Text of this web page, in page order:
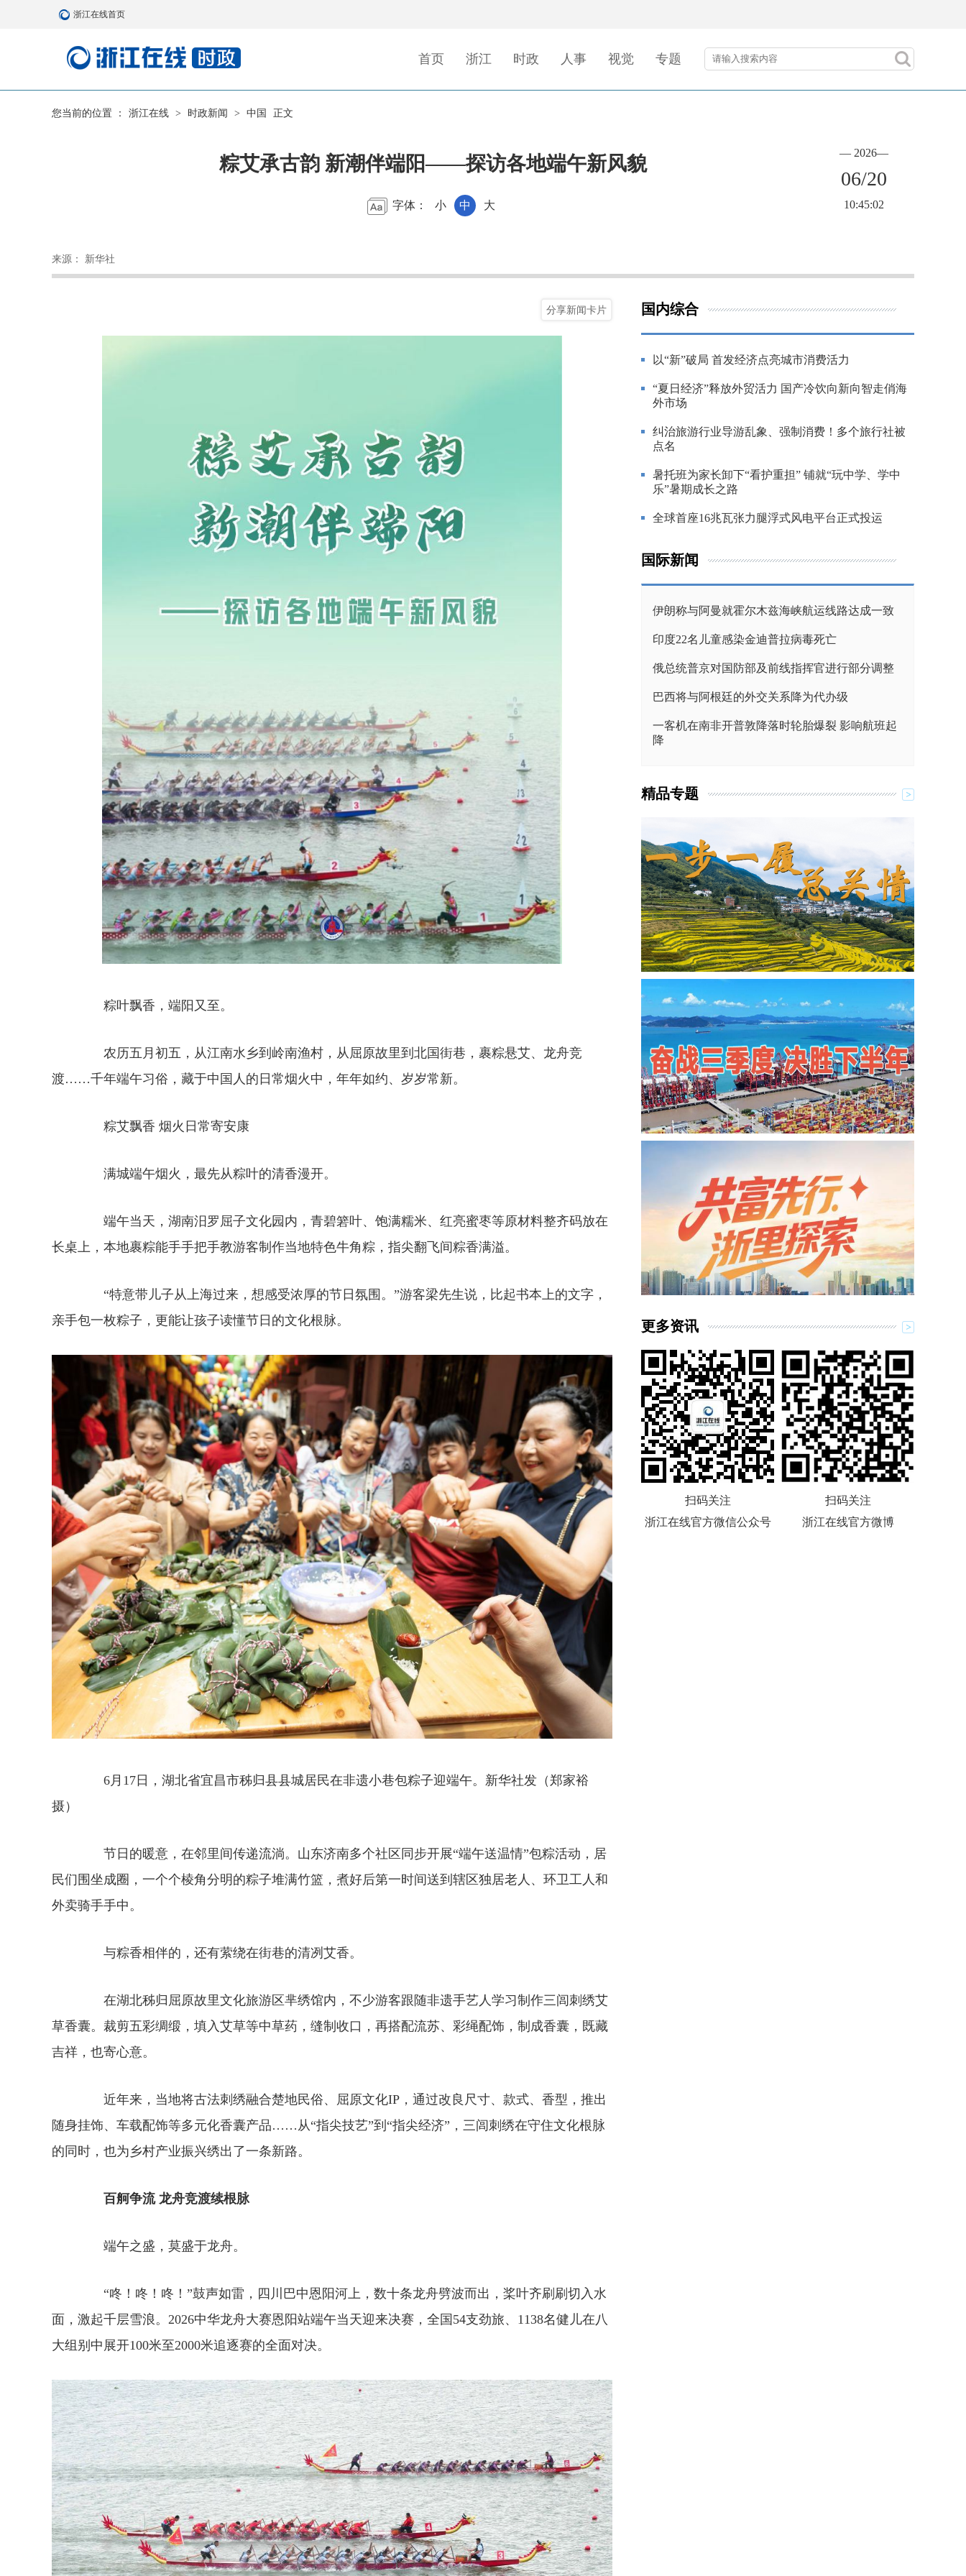
浙江在线首页
首页 浙江 时政 人事 视觉 专题
您当前的位置 ： 浙江在线 > 时政新闻 > 中国 正文
粽艾承古韵 新潮伴端阳——探访各地端午新风貌
字体： 小 中 大
— 2026—
06/20
10:45:02
来源： 新华社
分享新闻卡片
粽叶飘香，端阳又至。
农历五月初五，从江南水乡到岭南渔村，从屈原故里到北国街巷，裹粽悬艾、龙舟竞
渡……千年端午习俗，藏于中国人的日常烟火中，年年如约、岁岁常新。
粽艾飘香 烟火日常寄安康
满城端午烟火，最先从粽叶的清香漫开。
端午当天，湖南汨罗屈子文化园内，青碧箬叶、饱满糯米、红亮蜜枣等原材料整齐码放在
长桌上，本地裹粽能手手把手教游客制作当地特色牛角粽，指尖翻飞间粽香满溢。
“特意带儿子从上海过来，想感受浓厚的节日氛围。”游客梁先生说，比起书本上的文字，
亲手包一枚粽子，更能让孩子读懂节日的文化根脉。
6月17日，湖北省宜昌市秭归县县城居民在非遗小巷包粽子迎端午。新华社发（郑家裕
摄）
节日的暖意，在邻里间传递流淌。山东济南多个社区同步开展“端午送温情”包粽活动，居
民们围坐成圈，一个个棱角分明的粽子堆满竹篮，煮好后第一时间送到辖区独居老人、环卫工人和
外卖骑手手中。
与粽香相伴的，还有萦绕在街巷的清冽艾香。
在湖北秭归屈原故里文化旅游区芈绣馆内，不少游客跟随非遗手艺人学习制作三闾刺绣艾
草香囊。裁剪五彩绸缎，填入艾草等中草药，缝制收口，再搭配流苏、彩绳配饰，制成香囊，既藏
吉祥，也寄心意。
近年来，当地将古法刺绣融合楚地民俗、屈原文化IP，通过改良尺寸、款式、香型，推出
随身挂饰、车载配饰等多元化香囊产品……从“指尖技艺”到“指尖经济”，三闾刺绣在守住文化根脉
的同时，也为乡村产业振兴绣出了一条新路。
百舸争流 龙舟竞渡续根脉
端午之盛，莫盛于龙舟。
“咚！咚！咚！”鼓声如雷，四川巴中恩阳河上，数十条龙舟劈波而出，桨叶齐刷刷切入水
面，激起千层雪浪。2026中华龙舟大赛恩阳站端午当天迎来决赛，全国54支劲旅、1138名健儿在八
大组别中展开100米至2000米追逐赛的全面对决。
国内综合
以“新”破局 首发经济点亮城市消费活力
“夏日经济”释放外贸活力 国产冷饮向新向智走俏海
外市场
纠治旅游行业导游乱象、强制消费！多个旅行社被
点名
暑托班为家长卸下“看护重担” 铺就“玩中学、学中
乐”暑期成长之路
全球首座16兆瓦张力腿浮式风电平台正式投运
国际新闻
伊朗称与阿曼就霍尔木兹海峡航运线路达成一致
印度22名儿童感染金迪普拉病毒死亡
俄总统普京对国防部及前线指挥官进行部分调整
巴西将与阿根廷的外交关系降为代办级
一客机在南非开普敦降落时轮胎爆裂 影响航班起
降
精品专题
更多资讯
扫码关注
浙江在线官方微信公众号
扫码关注
浙江在线官方微博